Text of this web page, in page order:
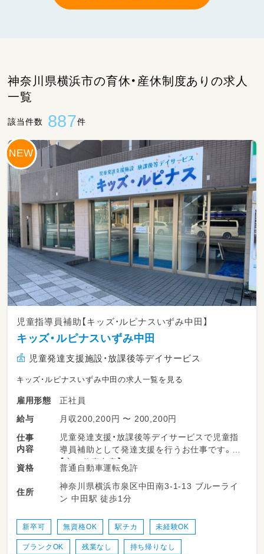
神奈川県横浜市の育休・産休制度ありの求人
一覧
該当件数 887件
児童指導員補助【キッズ・ルピナスいずみ中田】
キッズ・ルピナスいずみ中田
児童発達支援施設・放課後等デイサービス
キッズ・ルピナスいずみ中田の求人一覧を見る
雇用形態
正社員
給与
月収200,200円 〜 200,200円
仕事
内容
児童発達支援・放課後等デイサービスで児童指
導員補助として発達支援を行うお仕事です。
【主な仕事内容】
グループ・個別支援などの療育全般業務
プログラム作成／食事介助／送迎・添乗業務／
連絡帳の記入／施設内の掃除 など
資格 普通自動車運転免許
住所
神奈川県横浜市泉区中田南3-1-13 ブルーライ
ン 中田駅 徒歩1分
新卒可 無資格OK 駅チカ 未経験OK
ブランクOK 残業なし 持ち帰りなし